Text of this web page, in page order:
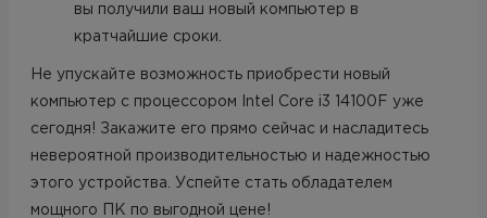
вы получили ваш новый компьютер в
кратчайшие сроки.
Не упускайте возможность приобрести новый
компьютер с процессором Intel Core i3 14100F уже
сегодня! Закажите его прямо сейчас и насладитесь
невероятной производительностью и надежностью
этого устройства. Успейте стать обладателем
мощного ПК по выгодной цене!